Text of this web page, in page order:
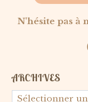
N'hésite pas à
ARCHIVES
Archives